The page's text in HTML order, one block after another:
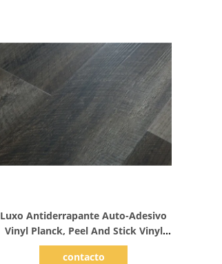
Luxo Antiderrapante Auto-Adesivo
Vinyl Planck, Peel And Stick Vinyl
Tile
contacto